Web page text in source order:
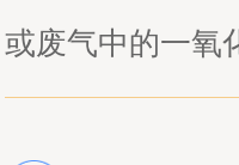
或废气中的一氧